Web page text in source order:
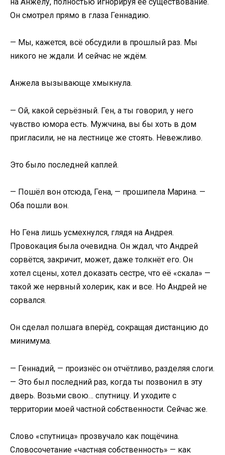
Он смотрел прямо в глаза Геннадию.
— Мы, кажется, всё обсудили в прошлый раз. Мы
никого не ждали. И сейчас не ждём.
Анжела вызывающе хмыкнула.
— Ой, какой серьёзный. Ген, а ты говорил, у него
чувство юмора есть. Мужчина, вы бы хоть в дом
пригласили, не на лестнице же стоять. Невежливо.
Это было последней каплей.
— Пошёл вон отсюда, Гена, — прошипела Марина. —
Оба пошли вон.
Но Гена лишь усмехнулся, глядя на Андрея.
Провокация была очевидна. Он ждал, что Андрей
сорвётся, закричит, может, даже толкнёт его. Он
хотел сцены, хотел доказать сестре, что её «скала» —
такой же нервный холерик, как и все. Но Андрей не
сорвался.
Он сделал полшага вперёд, сокращая дистанцию до
минимума.
— Геннадий, — произнёс он отчётливо, разделяя слоги.
— Это был последний раз, когда ты позвонил в эту
дверь. Возьми свою… спутницу. И уходите с
территории моей частной собственности. Сейчас же.
Слово «спутница» прозвучало как пощёчина.
Словосочетание «частная собственность» — как